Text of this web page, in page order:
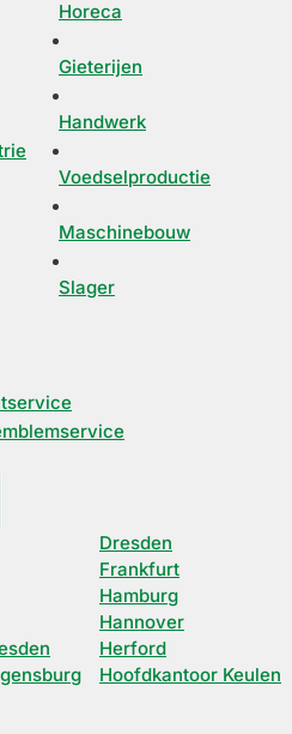
Horeca
Gieterijen
Handwerk
Voedselproductie
Maschinebouw
Slager
Dresden
Frankfurt
Hamburg
Hannover
Herford
Hoofdkantoor Keulen